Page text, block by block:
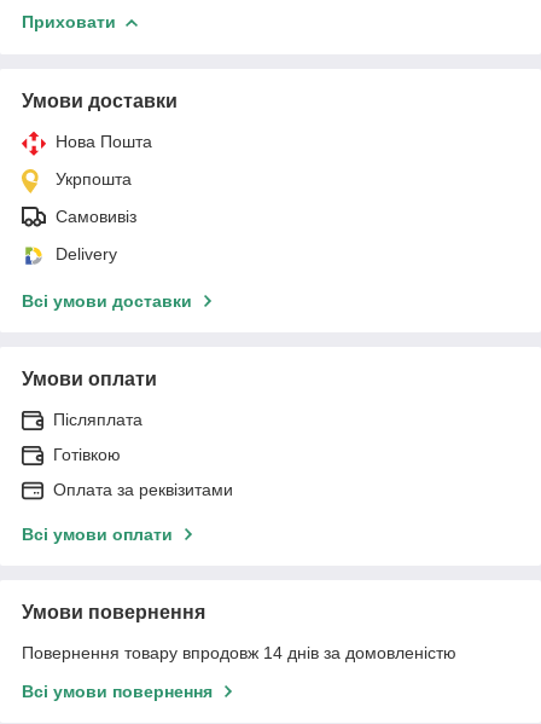
Приховати
Умови доставки
Нова Пошта
Укрпошта
Самовивіз
Delivery
Всі умови доставки
Умови оплати
Післяплата
Готівкою
Оплата за реквізитами
Всі умови оплати
Умови повернення
Повернення товару впродовж 14 днів за домовленістю
Всі умови повернення